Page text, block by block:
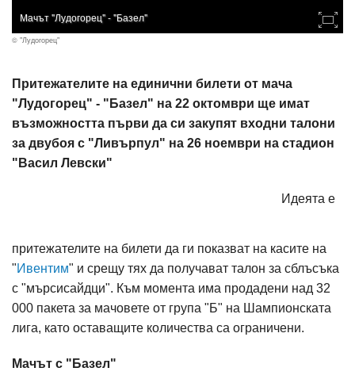
Мачът "Лудогорец" - "Базел"
© "Лудогорец"
Притежателите на единични билети от мача
"Лудогорец" - "Базел" на 22 октомври ще имат
възможността първи да си закупят входни талони
за двубоя с "Ливърпул" на 26 ноември на стадион
"Васил Левски"
Идеята е
притежателите на билети да ги показват на касите на
"Ивентим" и срещу тях да получават талон за сблъсъка
с "мърсисайдци". Към момента има продадени над 32
000 пакета за мачовете от група "Б" на Шампионската
лига, като оставащите количества са ограничени.
Мачът с "Базел"